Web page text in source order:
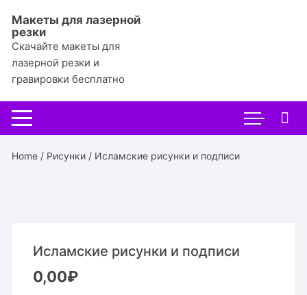
содержимому
Макеты для лазерной
резки
Скачайте макеты для
лазерной резки и
гравировки бесплатно
Home / Рисунки / Исламские рисунки и подписи
Исламские рисунки и подписи
0,00₽